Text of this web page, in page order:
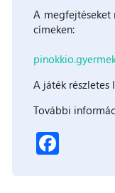
A megfejtéseket
címeken:
A játék részletes
További